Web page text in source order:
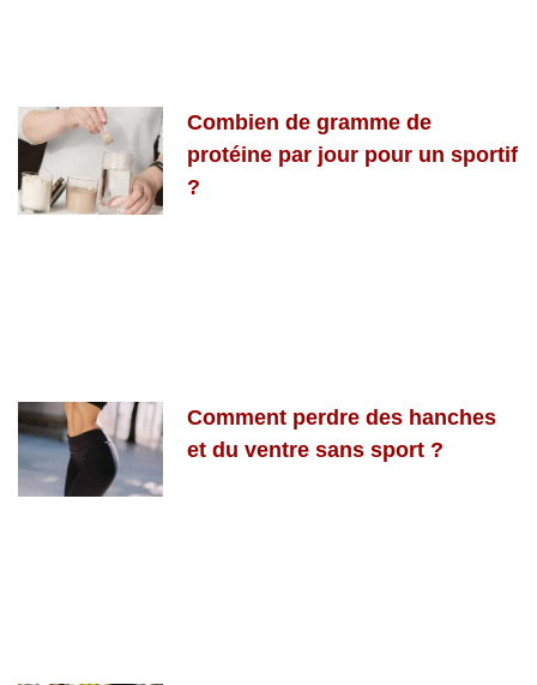
Combien de gramme de
protéine par jour pour un sportif
?
Comment perdre des hanches
et du ventre sans sport ?